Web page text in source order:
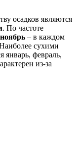
осадков являются
. По частоте
ноябрь – в каждом
сухими
январь, февраль,
из-за